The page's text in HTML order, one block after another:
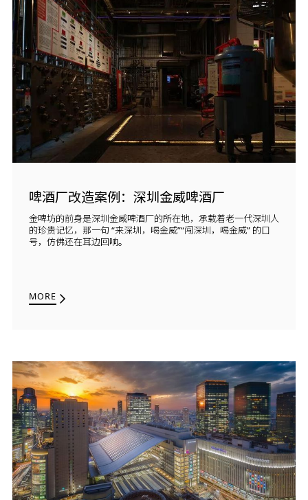
啤酒厂改造案例：深圳金威啤酒厂
金啤坊的前身是深圳金威啤酒厂的所在地，承载着老一代深圳人
的珍贵记忆，那一句 “来深圳，喝金威”“闯深圳，喝金威” 的口
号，仿佛还在耳边回响。
MORE